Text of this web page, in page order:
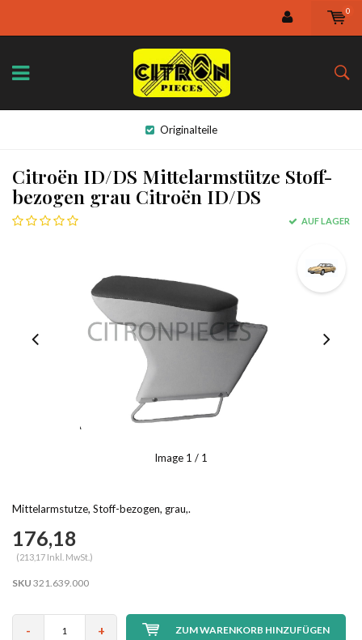
0
Originalteile
Citroën ID/DS Mittelarmstütze Stoff-
bezogen grau Citroën ID/DS
AUF LAGER
Image 1 / 1
Mittelarmstutze, Stoff-bezogen, grau,.
176,18
(213,17 Inkl. MwSt.)
SKU 321.639.000
- + ZUM WARENKORB HINZUFÜGEN